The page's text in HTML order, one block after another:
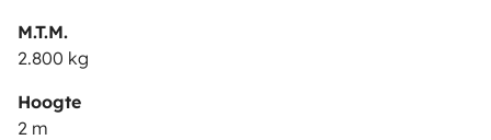
M.T.M.
2.800 kg
Hoogte
2 m